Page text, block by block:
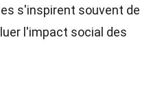
s'inspirent souvent de
l'impact social des